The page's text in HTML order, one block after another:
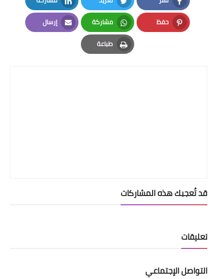
Facebook
Twitter
LinkedIn
حفظ
Pinterest
مشاركة
Whatsapp
إرسال
Email
طباعة
Print
قد تُعجبك هذه المشاركات
تعليقات
التواصل الإجتماعي